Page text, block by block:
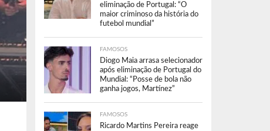
eliminação de Portugal: “O
maior criminoso da história do
futebol mundial”
FAMOSOS
Diogo Maia arrasa selecionador
após eliminação de Portugal do
Mundial: “Posse de bola não
ganha jogos, Martínez”
FAMOSOS
Ricardo Martins Pereira reage